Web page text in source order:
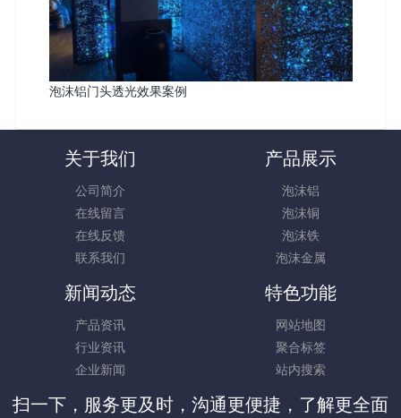
泡沫铝门头透光效果案例
关于我们
公司简介
在线留言
在线反馈
联系我们
产品展示
泡沫铝
泡沫铜
泡沫铁
泡沫金属
新闻动态
产品资讯
行业资讯
企业新闻
特色功能
网站地图
聚合标签
站内搜索
扫一下，服务更及时，沟通更便捷，了解更全面